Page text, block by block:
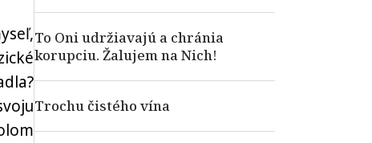
To Oni udržiavajú a chránia
korupciu. Žalujem na Nich!
Trochu čistého vína